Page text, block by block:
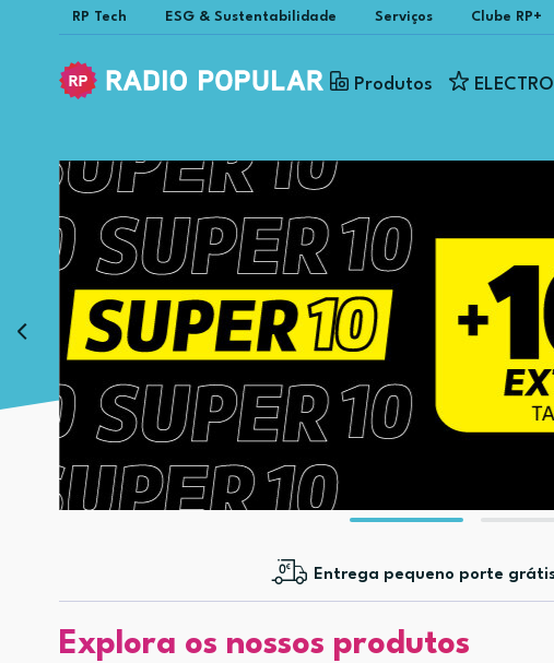
RP Tech ESG & Sustentabilidade Serviços Clube RP+
Produtos
Entrega pequeno porte
Explora os nossos produtos